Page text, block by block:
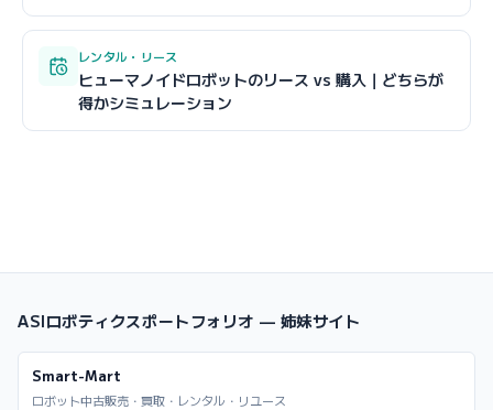
レンタル・リース
ヒューマノイドロボットのリース vs 購入｜どちらが
得かシミュレーション
ASIロボティクスポートフォリオ — 姉妹サイト
Smart-Mart
ロボット中古販売・買取・レンタル・リユース